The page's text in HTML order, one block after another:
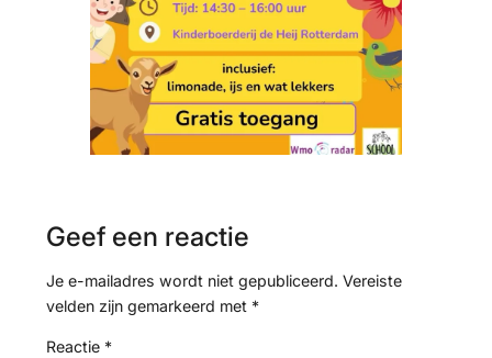
Geef een reactie
Je e-mailadres wordt niet gepubliceerd. Vereiste
velden zijn gemarkeerd met *
Reactie *